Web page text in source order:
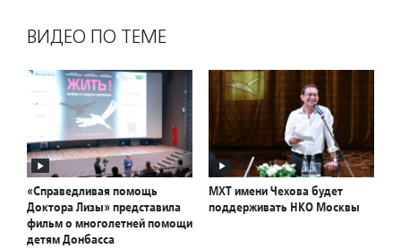
ВИДЕО ПО ТЕМЕ
«Справедливая помощь
Доктора Лизы» представила
фильм о многолетней помощи
детям Донбасса
МХТ имени Чехова будет
поддерживать НКО Москвы